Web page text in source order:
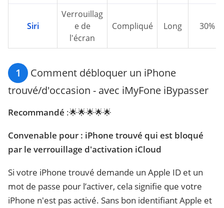
Siri
Verrouillag
e de
l'écran
Compliqué Long 30%
1
Comment débloquer un iPhone
trouvé/d'occasion - avec iMyFone iBypasser
Recommandé :🌟🌟🌟🌟🌟
Convenable pour : iPhone trouvé qui est bloqué
par le verrouillage d'activation iCloud
Si votre iPhone trouvé demande un Apple ID et un
mot de passe pour l’activer, cela signifie que votre
iPhone n'est pas activé. Sans bon identifiant Apple et